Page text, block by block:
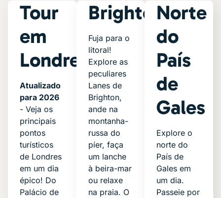
Tour
em
Londres
Atualizado
para 2026
- Veja os
principais
pontos
turísticos
de Londres
em um dia
épico! Do
Palácio de
Brighton
Fuja para o
litoral!
Explore as
peculiares
Lanes de
Brighton,
ande na
montanha-
russa do
píer, faça
um lanche
à beira-mar
ou relaxe
na praia. O
Norte
do
País
de
Gales
Explore o
norte do
País de
Gales em
um dia.
Passeie por